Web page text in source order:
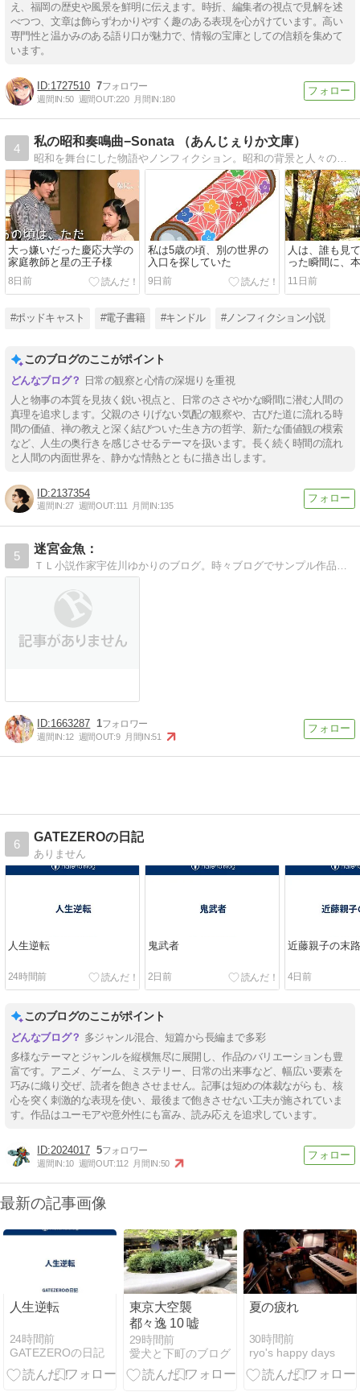
え、福岡の歴史や風景を鮮明に伝えます。時折、編集者の視点で見解を述
べつつ、文章は飾らずわかりやすく趣のある表現を心がけています。高い
専門性と温かみのある語り口が魅力で、情報の宝庫としての信頼を集めて
います。
1727510 7
週間IN:50 週間OUT:220 月間IN:180
4
私の昭和奏鳴曲−Sonata （あんじぇりか文庫）
昭和を舞台にした物語やノンフィクション。昭和の背景と人々の営みを、小説や音楽で描いています。YouTubeやってます。
大っ嫌いだった慶応大学の
家庭教師と星の王子様
8日前
私は5歳の頃、別の世界の
入口を探していた
9日前
人は、誰も見
った瞬間に、
11日前
#ポッドキャスト #電子書籍 #キンドル #ノンフィクション小説
このブログのここがポイント
日常の観察と心情の深堀りを重視
人と物事の本質を見抜く鋭い視点と、日常のささやかな瞬間に潜む人間の
真理を追求します。父親のさりげない気配の観察や、古びた道に流れる時
間の価値、禅の教えと深く結びついた生き方の哲学、新たな価値観の模索
など、人生の奥行きを感じさせるテーマを扱います。長く続く時間の流れ
と人間の内面世界を、静かな情熱とともに描き出します。
2137354
週間IN:27 週間OUT:111 月間IN:135
5
迷宮金魚：
ＴＬ小説作家宇佐川ゆかりのブログ。時々ブログでサンプル作品（R18）公開中。
1663287 1
週間IN:12 週間OUT:9 月間IN:51
6
GATEZEROの日記
ありません
人生逆転
24時間前
鬼武者
2日前
近藤親子の末路
4日前
このブログのここがポイント
多ジャンル混合、短篇から長編まで多彩
多様なテーマとジャンルを縦横無尽に展開し、作品のバリエーションも豊
富です。アニメ、ゲーム、ミステリー、日常の出来事など、幅広い要素を
巧みに織り交ぜ、読者を飽きさせません。記事は短めの体裁ながらも、核
心を突く刺激的な表現を使い、最後まで飽きさせない工夫が施されていま
す。作品はユーモアや意外性にも富み、読み応えを追求しています。
2024017 5
週間IN:10 週間OUT:112 月間IN:50
最新の記事画像
人生逆転
24時間前
GATEZEROの日記
東京大空襲
都々逸 10 嘘
29時間前
愛犬と下町のブログ
夏の疲れ
30時間前
ryo's happy days